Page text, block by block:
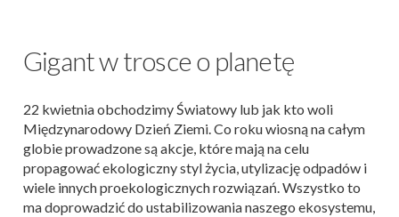
Gigant w trosce o planetę
22 kwietnia obchodzimy Światowy lub jak kto woli
Międzynarodowy Dzień Ziemi. Co roku wiosną na całym
globie prowadzone są akcje, które mają na celu
propagować ekologiczny styl życia, utylizację odpadów i
wiele innych proekologicznych rozwiązań. Wszystko to
ma doprowadzić do ustabilizowania naszego ekosystemu,